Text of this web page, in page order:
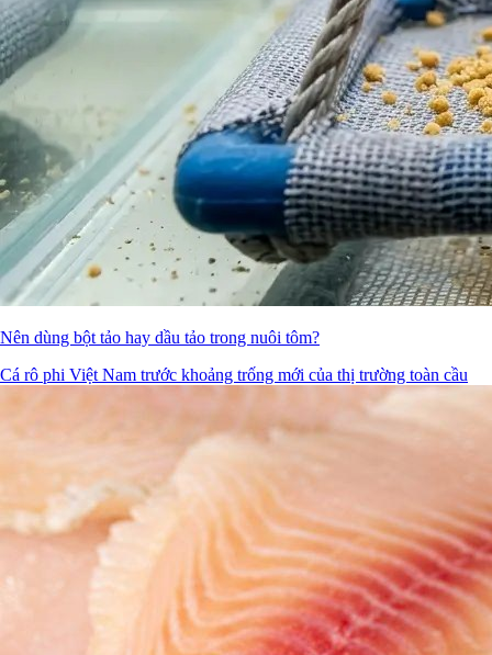
Nên dùng bột tảo hay dầu tảo trong nuôi tôm?
Cá rô phi Việt Nam trước khoảng trống mới của thị trường toàn cầu